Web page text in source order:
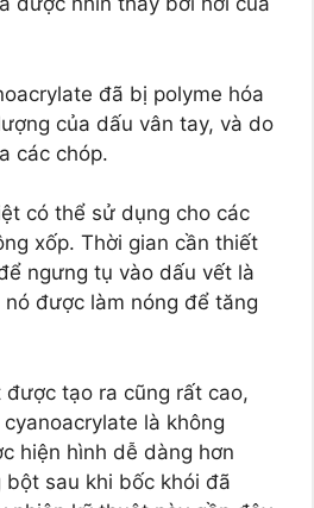
đã bị polyme hóa
của dấu vân tay, và do
các chóp.
có thể sử dụng cho các
xốp. Thời gian cần thiết
ngưng tụ vào dấu vết là
được làm nóng để tăng
tạo ra cũng rất cao,
là không
hiện hình dễ dàng hơn
sau khi bốc khói đã